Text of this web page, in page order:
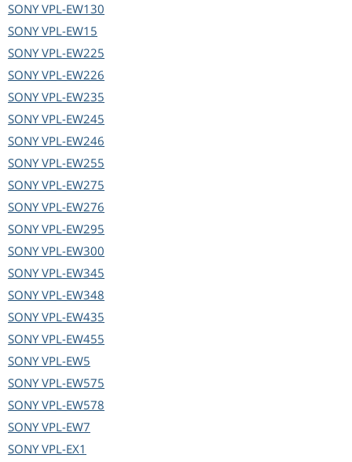
SONYVPL-EW130
SONYVPL-EW15
SONYVPL-EW225
SONYVPL-EW226
SONYVPL-EW235
SONYVPL-EW245
SONYVPL-EW246
SONYVPL-EW255
SONYVPL-EW275
SONYVPL-EW276
SONYVPL-EW295
SONYVPL-EW300
SONYVPL-EW345
SONYVPL-EW348
SONYVPL-EW435
SONYVPL-EW455
SONYVPL-EW5
SONYVPL-EW575
SONYVPL-EW578
SONYVPL-EW7
SONYVPL-EX1